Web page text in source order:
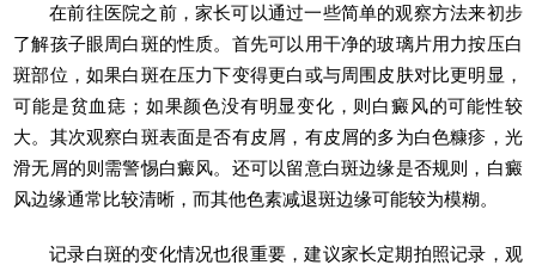
在前往医院之前，家长可以通过一些简单的观察方法来初步
了解孩子眼周白斑的性质。首先可以用干净的玻璃片用力按压白
斑部位，如果白斑在压力下变得更白或与周围皮肤对比更明显，
可能是贫血痣；如果颜色没有明显变化，则白癜风的可能性较
大。其次观察白斑表面是否有皮屑，有皮屑的多为白色糠疹，光
滑无屑的则需警惕白癜风。还可以留意白斑边缘是否规则，白癜
风边缘通常比较清晰，而其他色素减退斑边缘可能较为模糊。
记录白斑的变化情况也很重要，建议家长定期拍照记录，观